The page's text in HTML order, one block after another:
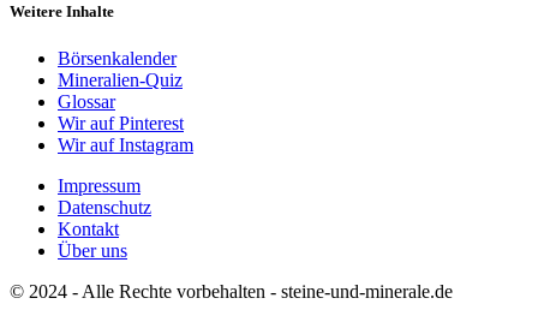
Weitere Inhalte
Börsenkalender
Mineralien-Quiz
Glossar
Wir auf Pinterest
Wir auf Instagram
Impressum
Datenschutz
Kontakt
Über uns
© 2024 - Alle Rechte vorbehalten - steine-und-minerale.de